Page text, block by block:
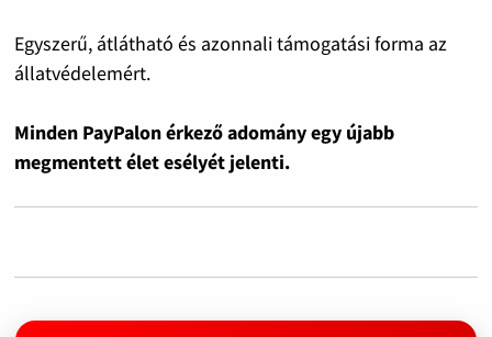
Egyszerű, átlátható és azonnali támogatási forma az
állatvédelemért.
Minden PayPalon érkező adomány egy újabb
megmentett élet esélyét jelenti.